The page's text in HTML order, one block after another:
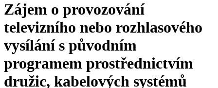
Zájem o provozování
televizního nebo rozhlasového
vysílání s původním
programem prostřednictvím
družic, kabelových systémů